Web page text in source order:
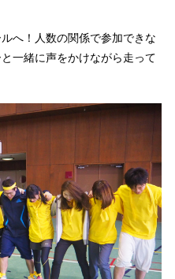
へ！人数の関係で参加できな
一緒に声をかけながら走って